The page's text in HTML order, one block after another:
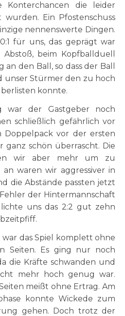
Konterchancen die leider
Ein Pfostenschuss
nennenswerte Dingen.
für uns, das geprägt war
beim Kopfballduell
den Ball, so dass der Ball
unser Stürmer den zu hoch
konnte.
war der Gastgeber noch
schließlich gefährlich vor
Doppelpack vor der ersten
ganz schön überrascht. Die
wir aber mehr um zu
waren wir aggressiver in
die Abstände passten jetzt
der Hintermannschaft
uns das 2:2 gut zehn
das Spiel komplett ohne
Seiten. Es ging nur noch
die Kräfte schwanden und
mehr hoch genug war.
meißt ohne Ertrag. Am
konnte Wickede zum
gehen. Doch trotz der